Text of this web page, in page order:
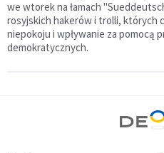
we wtorek na łamach
rosyjskich hakerów i trolli, których
niepokoju i wpływanie za pomocą
demokratycznych.